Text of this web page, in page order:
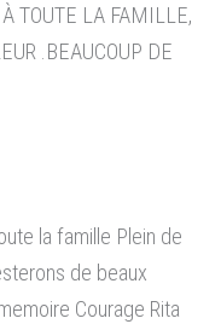
TOUTE LA FAMILLE,
.BEAUCOUP DE
la famille Plein de
de beaux
Courage Rita